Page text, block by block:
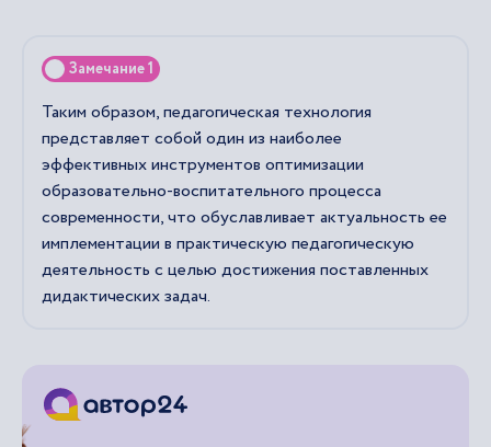
Замечание 1
Таким образом, педагогическая технология
представляет собой один из наиболее
эффективных инструментов оптимизации
образовательно-воспитательного процесса
современности, что обуславливает актуальность ее
имплементации в практическую педагогическую
деятельность с целью достижения поставленных
дидактических задач.